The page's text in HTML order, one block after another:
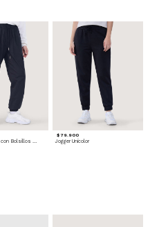
$ 79.900
Jogger Unicolor